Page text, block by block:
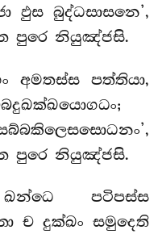
ඵුස බුද්ධසාසනෙ’,
පුරෙ නියුඤ්ජසි.
අමතස්ස පත්තියා,
පුරෙ නියුඤ්ජසි.
ඛන්ධෙ පටිපස්ස
ච දුක්ඛං සමුදෙති